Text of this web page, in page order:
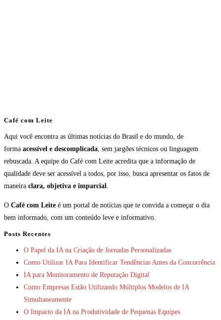
Café com Leite
Aqui você encontra as últimas notícias do Brasil e do mundo, de
forma acessível e descomplicada, sem jargões técnicos ou linguagem
rebuscada. A equipe do Café com Leite acredita que a informação de
qualidade deve ser acessível a todos, por isso, busca apresentar os fatos de
maneira clara, objetiva e imparcial.
O Café com Leite é um portal de notícias que te convida a começar o dia
bem informado, com um conteúdo leve e informativo.
Posts Recentes
O Papel da IA na Criação de Jornadas Personalizadas
Como Utilizar IA Para Identificar Tendências Antes da Concorrência
IA para Monitoramento de Reputação Digital
Como Empresas Estão Utilizando Múltiplos Modelos de IA
Simultaneamente
O Impacto da IA na Produtividade de Pequenas Equipes